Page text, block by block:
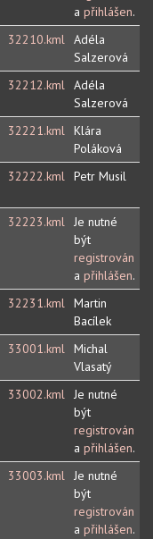
a přihlášen.
32210.kml Adéla
Salzerová
32212.kml Adéla
Salzerová
32221.kml Klára
Poláková
32222.kml Petr Musil
32223.kml Je nutné
být
registrován
a přihlášen.
32231.kml Martin
Bacílek
33001.kml Michal
Vlasatý
33002.kml Je nutné
být
registrován
a přihlášen.
33003.kml Je nutné
být
registrován
a přihlášen.